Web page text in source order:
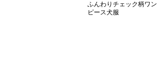
ふんわりチェック柄ワン
ピース犬服